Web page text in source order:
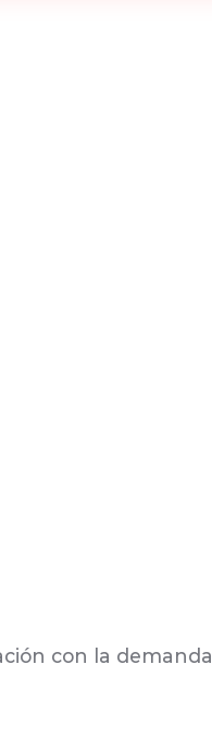
con la demanda